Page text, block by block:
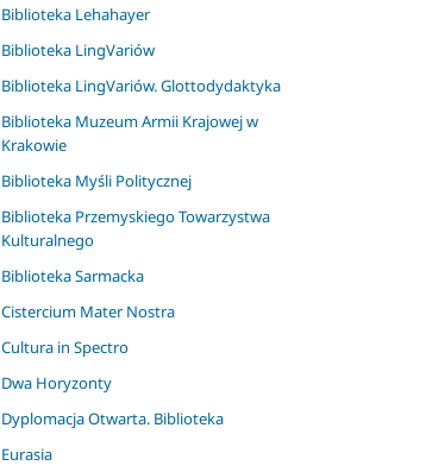
Biblioteka Lehahayer
Biblioteka LingVariów
Biblioteka LingVariów. Glottodydaktyka
Biblioteka Muzeum Armii Krajowej w
Krakowie
Biblioteka Myśli Politycznej
Biblioteka Przemyskiego Towarzystwa
Kulturalnego
Biblioteka Sarmacka
Cistercium Mater Nostra
Cultura in Spectro
Dwa Horyzonty
Dyplomacja Otwarta. Biblioteka
Eurasia